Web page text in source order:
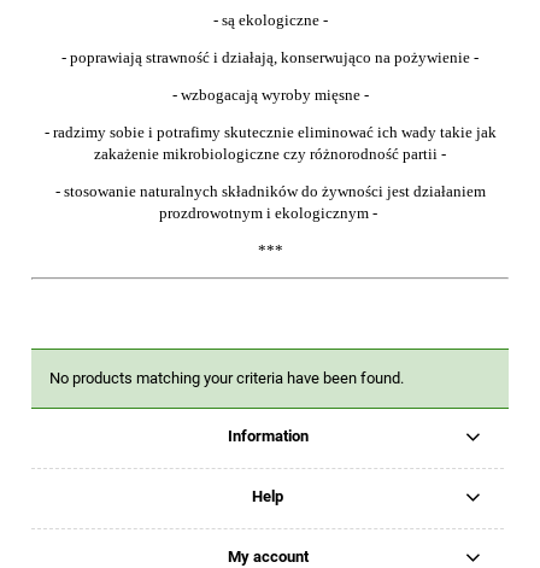
- są ekologiczne -
- poprawiają strawność i działają, konserwująco na pożywienie -
- wzbogacają wyroby mięsne -
- radzimy sobie i potrafimy skutecznie eliminować ich wady takie jak
zakażenie mikrobiologiczne czy różnorodność partii -
- stosowanie naturalnych składników do żywności jest działaniem
prozdrowotnym i ekologicznym -
***
No products matching your criteria have been found.
Information
Help
My account